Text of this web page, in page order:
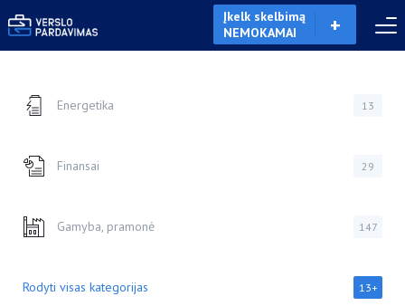
Įkelk skelbimą
NEMOKAMAI
Energetika 13
Finansai 29
Gamyba, pramonė 147
Rodyti visas kategorijas 13+